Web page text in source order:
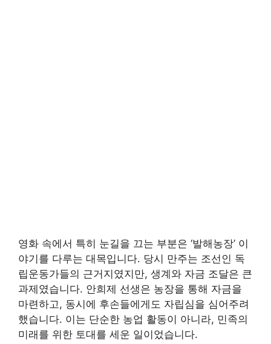
영화 속에서 특히 눈길을 끄는 부분은 ‘발해농장’ 이
야기를 다루는 대목입니다. 당시 만주는 조선인 독
립운동가들의 근거지였지만, 생계와 자금 조달은 큰
과제였습니다. 안희제 선생은 농장을 통해 자금을
마련하고, 동시에 후손들에게도 자립심을 심어주려
했습니다. 이는 단순한 농업 활동이 아니라, 민족의
미래를 위한 토대를 세운 일이었습니다.